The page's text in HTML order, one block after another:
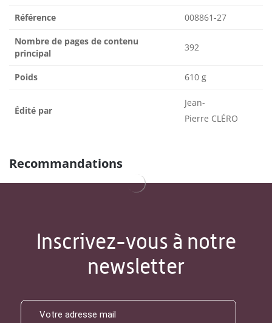
Référence 008861-27
Nombre de pages de contenu
principal
392
Poids 610 g
Édité par
Jean-
Pierre CLÉRO
Recommandations
Inscrivez-vous à notre
newsletter